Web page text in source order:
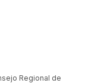
Regional de